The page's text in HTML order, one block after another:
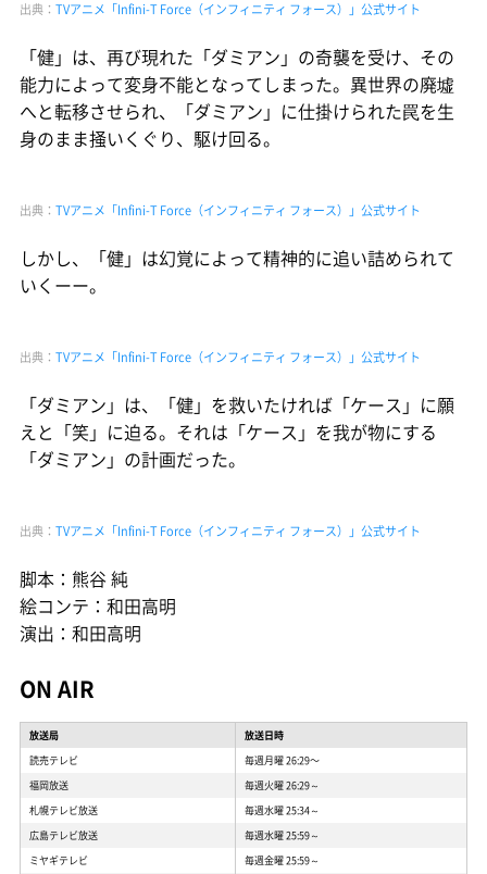
出典： TVアニメ「Infini-T Force（インフィニティ フォース）」公式サイト
「健」は、再び現れた「ダミアン」の奇襲を受け、その
能力によって変身不能となってしまった。異世界の廃墟
へと転移させられ、「ダミアン」に仕掛けられた罠を生
身のまま掻いくぐり、駆け回る。
出典： TVアニメ「Infini-T Force（インフィニティ フォース）」公式サイト
しかし、「健」は幻覚によって精神的に追い詰められて
いくーー。
出典： TVアニメ「Infini-T Force（インフィニティ フォース）」公式サイト
「ダミアン」は、「健」を救いたければ「ケース」に願
えと「笑」に迫る。それは「ケース」を我が物にする
「ダミアン」の計画だった。
出典： TVアニメ「Infini-T Force（インフィニティ フォース）」公式サイト
脚本：熊谷 純
絵コンテ：和田高明
演出：和田高明
ON AIR
放送局
放送日時
読売テレビ
毎週月曜 26:29〜
福岡放送
毎週火曜 26:29～
札幌テレビ放送
毎週水曜 25:34～
広島テレビ放送
毎週水曜 25:59～
ミヤギテレビ
毎週金曜 25:59～